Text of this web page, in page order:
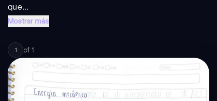
que...
Mostrar más
1 of 1